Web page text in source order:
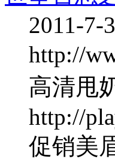
2011-7-
http://
高清甩
http://
促销美